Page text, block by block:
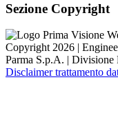
Sezione Copyright
Copyright 2026 |
Parma S.p.A. |
Disclaimer trattamento